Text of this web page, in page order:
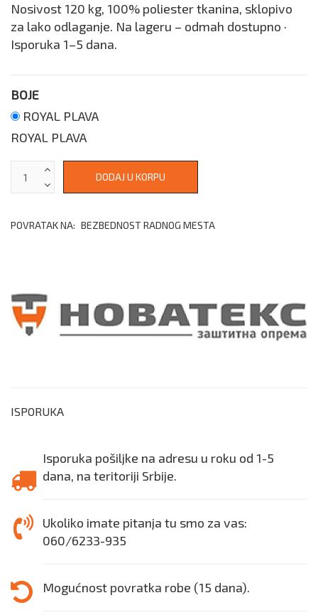
Nosivost 120 kg, 100% poliester tkanina, sklopivo
za lako odlaganje. Na lageru – odmah dostupno ·
Isporuka 1–5 dana.
BOJE
ROYAL PLAVA
ROYAL PLAVA
POVRATAK NA: BEZBEDNOST RADNOG MESTA
ISPORUKA
Isporuka pošiljke na adresu u roku od 1-5
dana, na teritoriji Srbije.
Ukoliko imate pitanja tu smo za vas:
060/6233-935
Mogućnost povratka robe (15 dana).